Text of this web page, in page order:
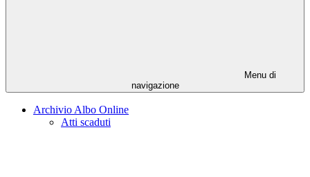
Menu di
navigazione
Archivio Albo Online
Atti scaduti